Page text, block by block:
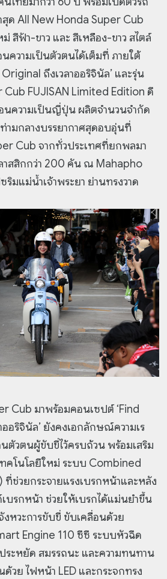
ด All New Honda Super Cub
สีฟ้า-ขาว และ สีเหลือง-ขาว สไตล์
นความเป็นตัวตนได้เต็มที่ ภายใต้
ถึงเวลาออริจินัล’ และรุ่น
FUJISAN Limited Edition ดี
นความเป็นญี่ปุ่น ผลิตจำนวนจำกัด
ามกลางบรรยากาศสุดอบอุ่นที่
Cub จากทั่วประเทศที่ยกพลมา
าสสิกกว่า 200 คัน ณ Mahapho
ริมแม่น้ำเจ้าพระยา ย่านทรงวาด
Cub มาพร้อมคอนเซปต์ ‘Find
อริจินัล’ ยังคงเอกลักษณ์ความเร
ตัวตนผู้ขับขี่ไว้ครบถ้วน พร้อมเสริม
คโนโลยีใหม่ ระบบ Combined
ที่ช่วยกระจายแรงเบรกหน้าและหลัง
บรกหน้า ช่วยให้เบรกได้แม่นยำขึ้น
หวะการขับขี่ ขับเคลื่อนด้วย
Engine 110 ซีซี ระบบหัวฉีด
ระหยัด สมรรถนะ และความทนทาน
วย ไฟหน้า LED และกระจกทรง